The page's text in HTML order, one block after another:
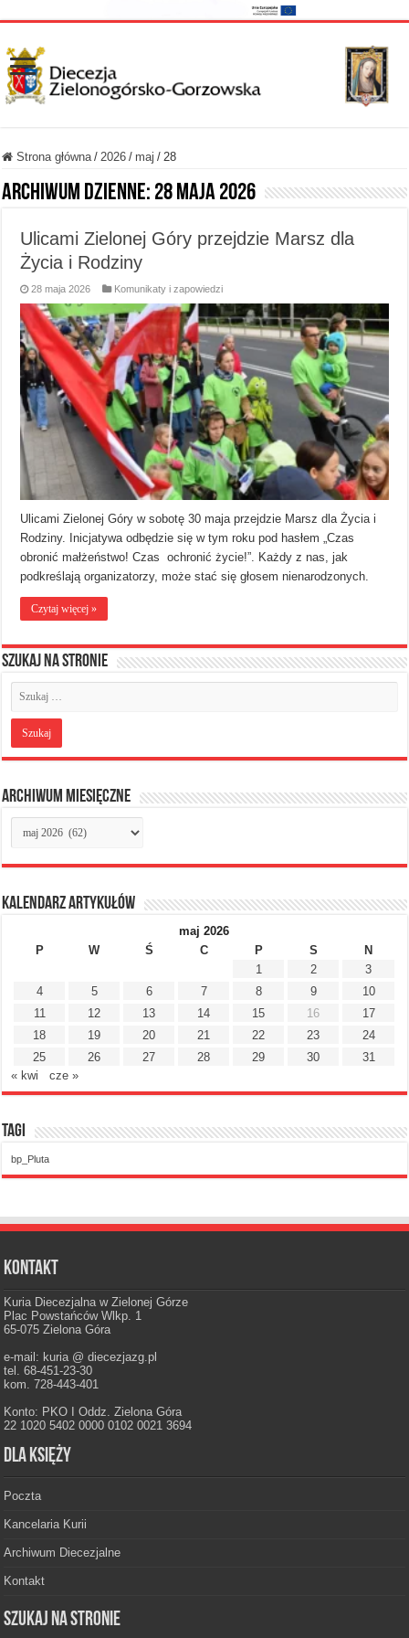
Strona główna / 2026 / maj / 28
Archiwum dzienne: 28 maja 2026
Ulicami Zielonej Góry przejdzie Marsz dla
Życia i Rodziny
28 maja 2026 Komunikaty i zapowiedzi
Ulicami Zielonej Góry w sobotę 30 maja przejdzie Marsz dla Życia i
Rodziny. Inicjatywa odbędzie się w tym roku pod hasłem „Czas
obronić małżeństwo! Czas ochronić życie!”. Każdy z nas, jak
podkreślają organizatorzy, może stać się głosem nienarodzonych.
Czytaj więcej »
Szukaj na stronie
Archiwum miesięczne
Archiwum
miesięczne
Kalendarz artykułów
maj 2026
P
W Ś C P S
N
1
2
3
4
5 6 7 8 9
10
11
12 13 14 15 16
17
18
19 20 21 22 23
24
25
26 27 28 29 30
31
« kwi
cze »
Tagi
bp_Pluta
Kontakt
Kuria Diecezjalna w Zielonej Górze
Plac Powstańców Wlkp. 1
65-075 Zielona Góra
e-mail: kuria @ diecezjazg.pl
tel. 68-451-23-30
kom. 728-443-401
Konto: PKO I Oddz. Zielona Góra
22 1020 5402 0000 0102 0021 3694
Dla księży
Poczta
Kancelaria Kurii
Archiwum Diecezjalne
Kontakt
Szukaj na stronie